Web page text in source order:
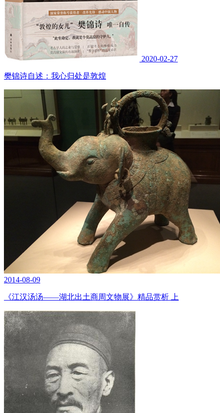
2020-02-27
樊锦诗自述：我心归处是敦煌
2014-08-09
《江汉汤汤——湖北出土商周文物展》精品赏析 上